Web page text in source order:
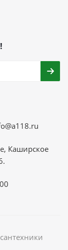
Каширское